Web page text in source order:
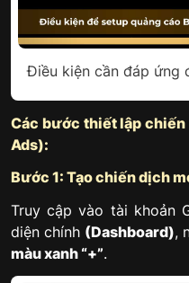
Điều kiện cần đáp ứng
Các bước thiết lập
Ads):
Bước 1: Tạo chiến dịch
Truy cập vào tài khoản
diện chính (Dashboard),
màu xanh “+”.